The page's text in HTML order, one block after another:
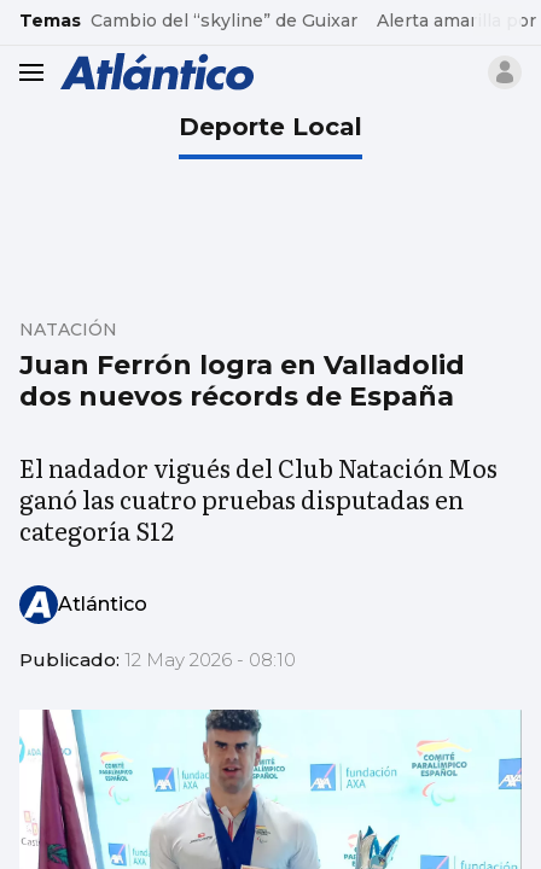
common.go-to-content
Temas Cambio del “skyline” de Guixar Alerta amarilla por
header.menu.open
Deporte Local
Juan Ferrón logra en Valladolid
dos nuevos récords de España
NATACIÓN
El nadador vigués del Club Natación Mos
ganó las cuatro pruebas disputadas en
categoría S12
Atlántico
Publicado: 12 May 2026 - 08:10